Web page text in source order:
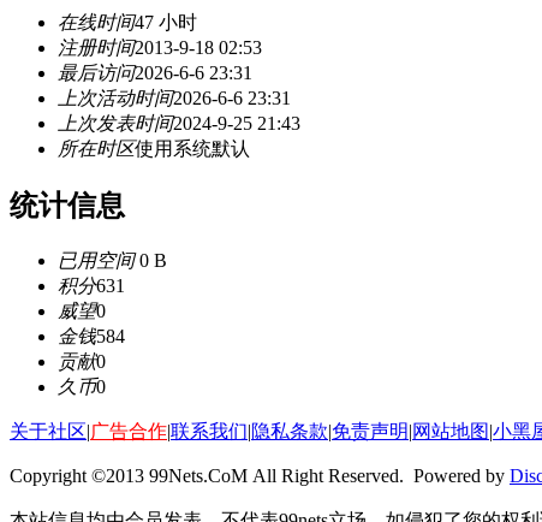
在线时间47 小时
注册时间2013-9-18 02:53
最后访问2026-6-6 23:31
上次活动时间2026-6-6 23:31
上次发表时间2024-9-25 21:43
所在时区使用系统默认
统计信息
已用空间0 B
积分631
威望0
金钱584
贡献0
久币0
关于社区|广告合作|联系我们|隐私条款|免责声明|网站地图|小黑
Copyright ©2013 99Nets.CoM All Right Reserved. Powered by